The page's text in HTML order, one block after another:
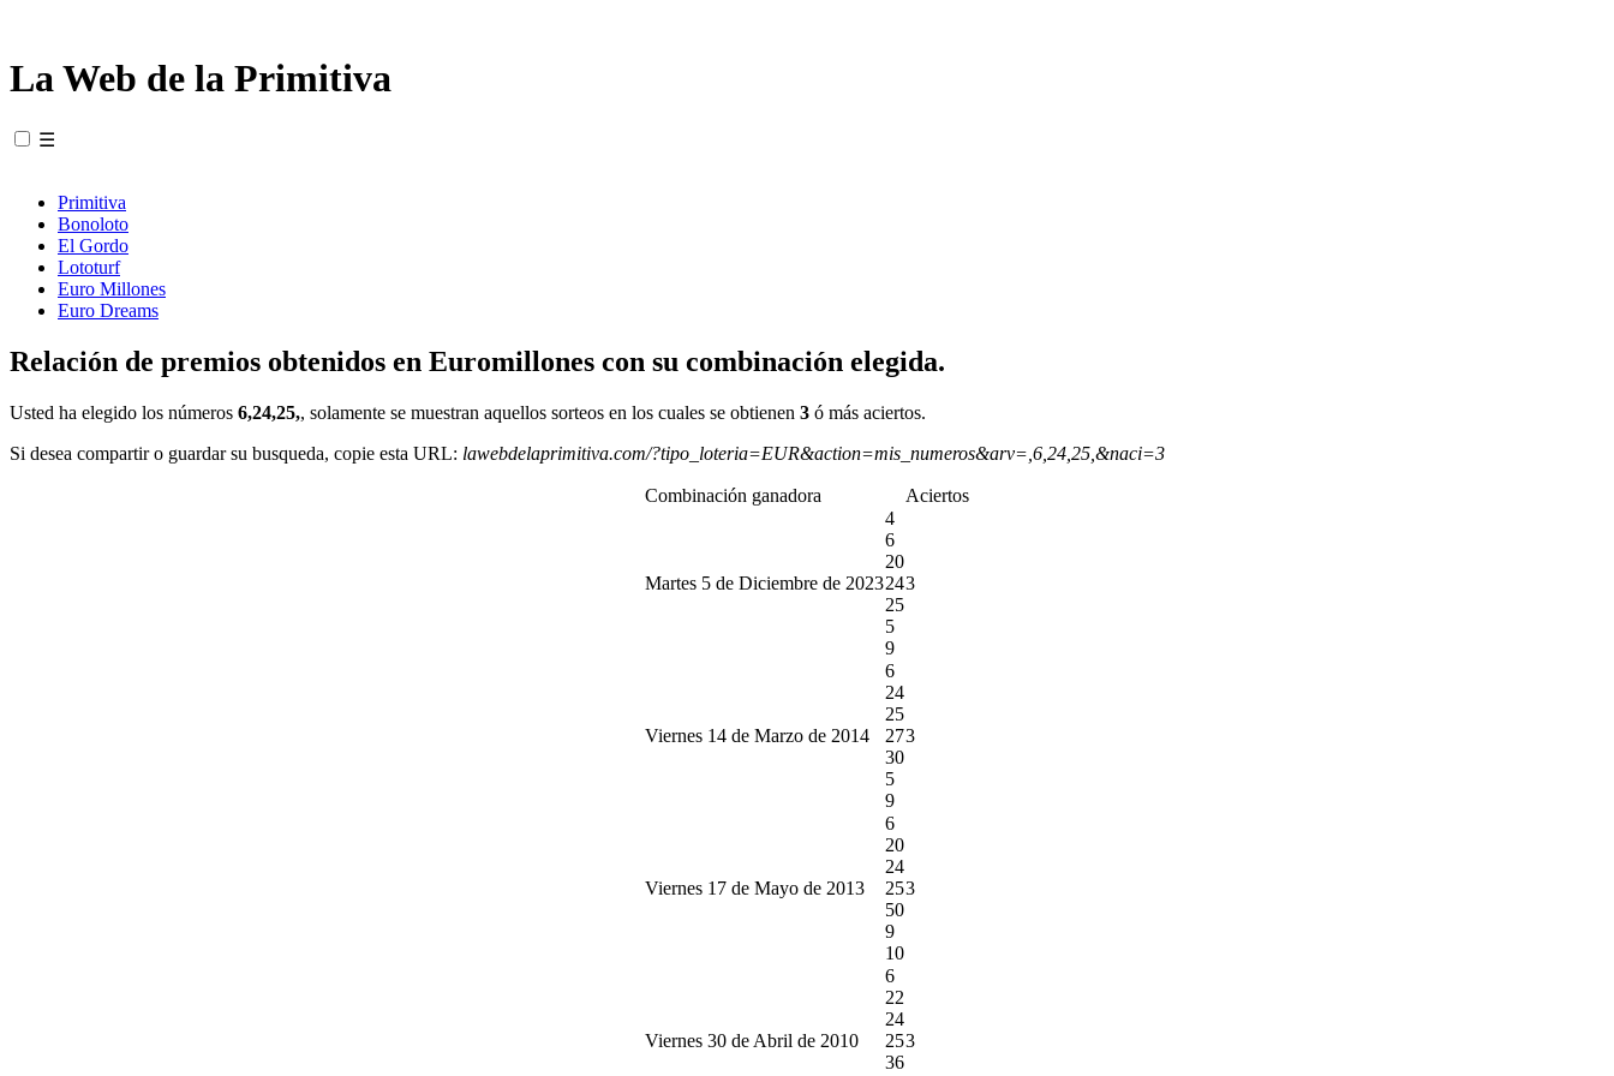
La Web de la Primitiva
☰
Primitiva
Bonoloto
El Gordo
Lototurf
Euro Millones
Euro Dreams
Relación de premios obtenidos en Euromillones con su combinación elegida.
Usted ha elegido los números 6,24,25,, solamente se muestran aquellos sorteos en los cuales se obtienen 3 ó más aciertos.
Si desea compartir o guardar su busqueda, copie esta URL: lawebdelaprimitiva.com/?tipo_loteria=EUR&action=mis_numeros&arv=,6,24,25,&naci=3
Combinación ganadora Aciertos
Martes 5 de Diciembre de 2023
4
6
20
24
25
5
9
3
Viernes 14 de Marzo de 2014
6
24
25
27
30
5
9
3
Viernes 17 de Mayo de 2013
6
20
24
25
50
9
10
3
Viernes 30 de Abril de 2010
6
22
24
25
36
3